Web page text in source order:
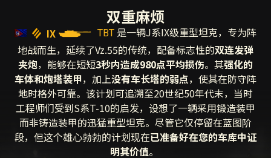
双重麻烦
IX TBT 是一辆J系IX级重型坦克，专为阵
地战而生，延续了Vz.55的传统，配备标志性的双连发弹
夹炮，能够在短短3秒内造成980点平均损伤。其强化的
车体和炮塔装甲，加上没有车长塔的弱点，使其在防守阵
地时格外可靠。该计划可追溯至20世纪50年代末，当时
工程师们受到S系T-10的启发，设想了一辆采用锻造装甲
而非铸造装甲的迅猛重型坦克。尽管它仅停留在蓝图阶
段，但这个雄心勃勃的计划现在已准备好在您的车库中证
明其价值。